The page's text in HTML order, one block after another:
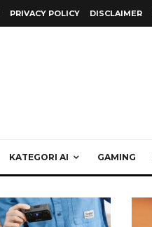
PRIVACY POLICY DISCLAIMER
KATEGORI AI GAMING